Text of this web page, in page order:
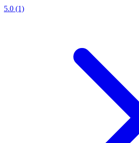
5.0 (1)